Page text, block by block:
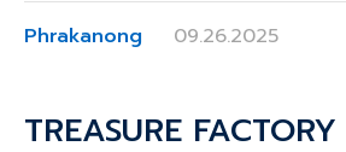
Phrakanong 09.26.2025
TREASURE FACTORY